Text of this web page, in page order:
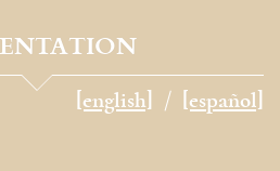
[english] [español]